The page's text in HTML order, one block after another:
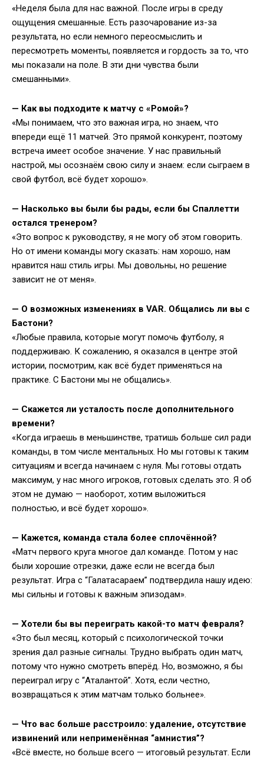
«Неделя была для нас важной. После игры в среду
ощущения смешанные. Есть разочарование из-за
результата, но если немного переосмыслить и
пересмотреть моменты, появляется и гордость за то, что
мы показали на поле. В эти дни чувства были
смешанными».
— Как вы подходите к матчу с «Ромой»?
«Мы понимаем, что это важная игра, но знаем, что
впереди ещё 11 матчей. Это прямой конкурент, поэтому
встреча имеет особое значение. У нас правильный
настрой, мы осознаём свою силу и знаем: если сыграем в
свой футбол, всё будет хорошо».
— Насколько вы были бы рады, если бы Спаллетти
остался тренером?
«Это вопрос к руководству, я не могу об этом говорить.
Но от имени команды могу сказать: нам хорошо, нам
нравится наш стиль игры. Мы довольны, но решение
зависит не от меня».
— О возможных изменениях в VAR. Общались ли вы с
Бастони?
«Любые правила, которые могут помочь футболу, я
поддерживаю. К сожалению, я оказался в центре этой
истории, посмотрим, как всё будет применяться на
практике. С Бастони мы не общались».
— Скажется ли усталость после дополнительного
времени?
«Когда играешь в меньшинстве, тратишь больше сил ради
команды, в том числе ментальных. Но мы готовы к таким
ситуациям и всегда начинаем с нуля. Мы готовы отдать
максимум, у нас много игроков, готовых сделать это. Я об
этом не думаю — наоборот, хотим выложиться
полностью, и всё будет хорошо».
— Кажется, команда стала более сплочённой?
«Матч первого круга многое дал команде. Потом у нас
были хорошие отрезки, даже если не всегда был
результат. Игра с “Галатасараем” подтвердила нашу идею:
мы сильны и готовы к важным эпизодам».
— Хотели бы вы переиграть какой-то матч февраля?
«Это был месяц, который с психологической точки
зрения дал разные сигналы. Трудно выбрать один матч,
потому что нужно смотреть вперёд. Но, возможно, я бы
переиграл игру с “Аталантой”. Хотя, если честно,
возвращаться к этим матчам только больнее».
— Что вас больше расстроило: удаление, отсутствие
извинений или неприменённая “амнистия”?
«Всё вместе, но больше всего — итоговый результат. Если